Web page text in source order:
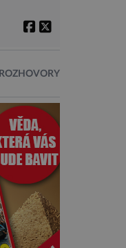
ROZHOVORY